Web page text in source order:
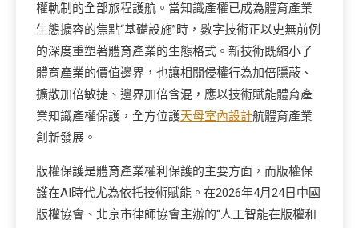
權軌制的全部旅程護航。當知識產權已成為體育產業
生態擴容的焦點“基礎設施”時，數字技術正以史無前例
的深度重塑著體育產業的生態格式。新技術既縮小了
體育產業的價值邊界，也讓相關侵權行為加倍隱蔽、
擴散加倍敏捷、邊界加倍含混，應以技術賦能體育產
業知識產權保護，全方位護天母室內設計航體育產業
創新發展。
版權保護是體育產業權利保護的主要方面，而版權保
護在AI時代尤為依托技術賦能。在2026年4月24日中國
版權協會、北京市律師協會主辦的“人工智能在版權和